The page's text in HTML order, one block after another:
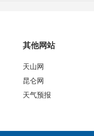
其他网站
天山网
昆仑网
天气预报